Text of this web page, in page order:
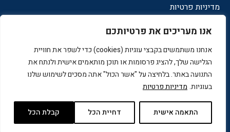
אנו מעריכים את פרטיותכם
אנחנו משתמשים בקבצי עוגיות (cookies) כדי לשפר את חוויית
הגלישה שלך, להציג פרסומות או תוכן מותאמים אישית ולנתח את
התנועה באתר. בלחיצה על "אשר הכול" אתה מסכים לשימוש שלנו
בעוגיות. מדיניות פרטיות
התאמה אישית דחיית הכל קבלת הכל
מדיניות פרטיות
נטרייז בניית אתרים